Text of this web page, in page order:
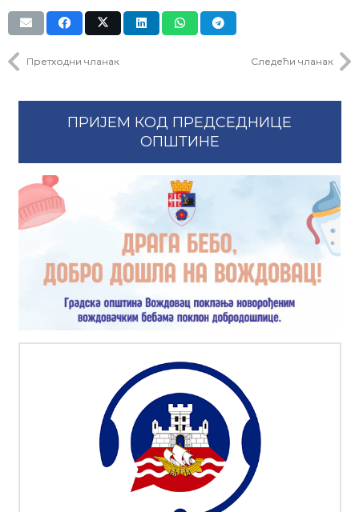
Претходни чланак Следећи чланак
ПРИЈЕМ КОД ПРЕДСЕДНИЦЕ
ОПШТИНЕ